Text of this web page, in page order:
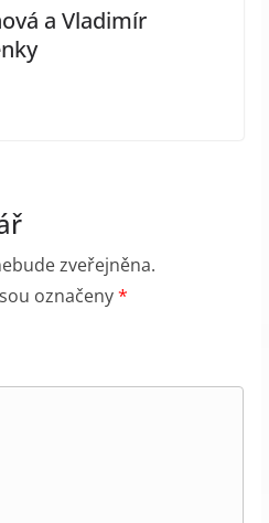
a Vladimír
zveřejněna.
označeny*